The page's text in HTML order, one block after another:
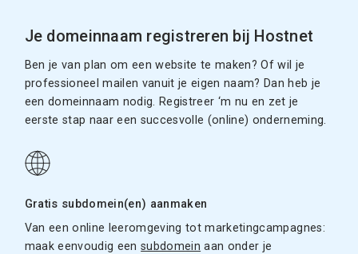
Je domeinnaam registreren bij Hostnet
Ben je van plan om een website te maken? Of wil je
professioneel mailen vanuit je eigen naam? Dan heb je
een domeinnaam nodig. Registreer ‘m nu en zet je
eerste stap naar een succesvolle (online) onderneming.
Gratis subdomein(en) aanmaken
Van een online leeromgeving tot marketingcampagnes:
maak eenvoudig eensubdomein aan onder je